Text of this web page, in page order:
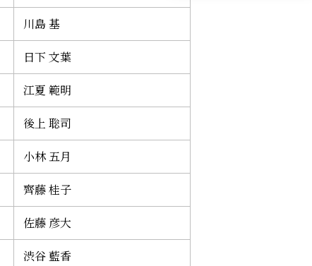
川島 基
日下 文葉
江夏 範明
後上 聡司
小林 五月
齊藤 桂子
佐藤 彦大
渋谷 藍香